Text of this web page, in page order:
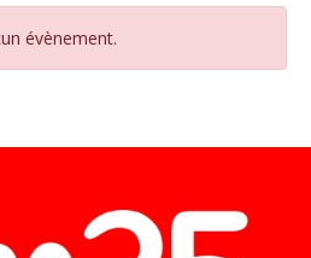
évènement.